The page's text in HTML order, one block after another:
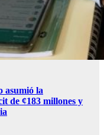
asumió la
de ¢183 millones y